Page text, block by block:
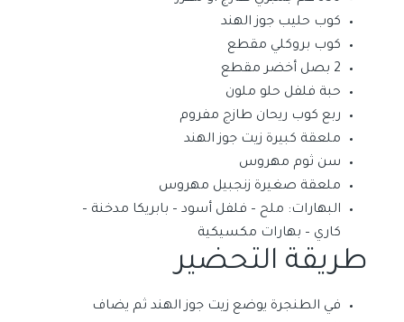
كوب حليب جوز الهند
كوب بروكلي مقطع
2 بصل أخضر مقطع
حبة فلفل حلو ملون
ربع كوب ريحان طازج مفروم
ملعقة كبيرة زيت جوز الهند
سن ثوم مهروس
ملعقة صغيرة زنجبيل مهروس
البهارات: ملح – فلفل أسود – بابريكا مدخنة –
كاري – بهارات مكسيكية
طريقة التحضير
في الطنجرة يوضع زيت جوز الهند ثم يضاف